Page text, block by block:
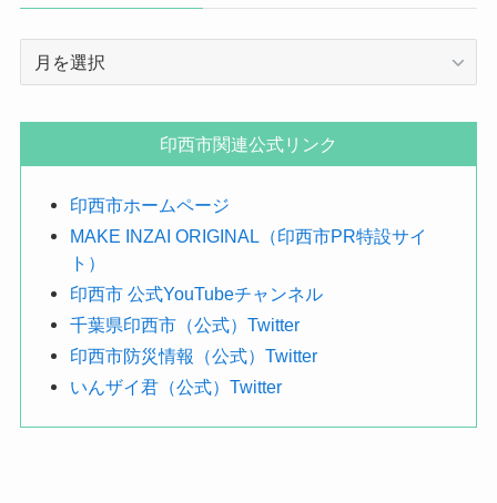
す
印西市関連公式リンク
印西市ホームページ
MAKE INZAI ORIGINAL（印西市PR特設サイ
ト）
印西市 公式YouTubeチャンネル
千葉県印西市（公式）Twitter
印西市防災情報（公式）Twitter
いんザイ君（公式）Twitter